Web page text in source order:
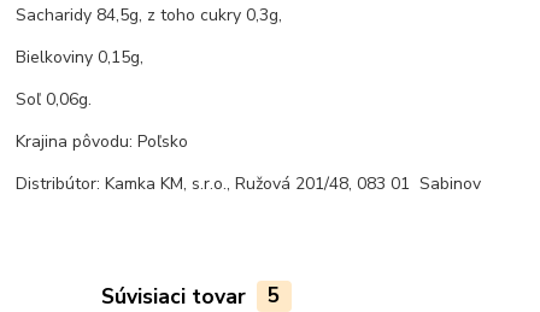
Sacharidy 84,5g, z toho cukry 0,3g,
Bielkoviny 0,15g,
Soľ 0,06g.
Krajina pôvodu: Poľsko
Distribútor: Kamka KM, s.r.o., Ružová 201/48, 083 01 Sabinov
Súvisiaci tovar 5